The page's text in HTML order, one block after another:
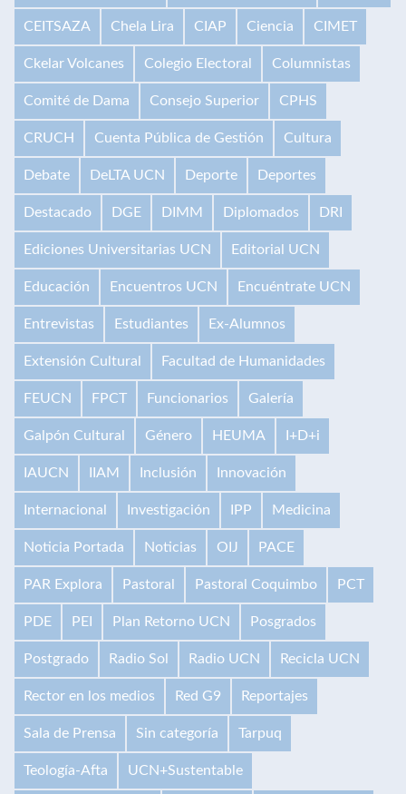
CEITSAZA Chela Lira CIAP Ciencia CIMET
Ckelar Volcanes Colegio Electoral Columnistas
Comité de Dama Consejo Superior CPHS
CRUCH Cuenta Pública de Gestión Cultura
Debate DeLTA UCN Deporte Deportes
Destacado DGE DIMM Diplomados DRI
Ediciones Universitarias UCN Editorial UCN
Educación Encuentros UCN Encuéntrate UCN
Entrevistas Estudiantes Ex-Alumnos
Extensión Cultural Facultad de Humanidades
FEUCN FPCT Funcionarios Galería
Galpón Cultural Género HEUMA I+D+i
IAUCN IIAM Inclusión Innovación
Internacional Investigación IPP Medicina
Noticia Portada Noticias OIJ PACE
PAR Explora Pastoral Pastoral Coquimbo PCT
PDE PEI Plan Retorno UCN Posgrados
Postgrado Radio Sol Radio UCN Recicla UCN
Rector en los medios Red G9 Reportajes
Sala de Prensa Sin categoría Tarpuq
Teología-Afta UCN+Sustentable